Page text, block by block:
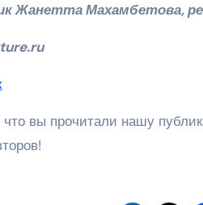
Жанетта Махамбетова,
что вы прочитали нашу